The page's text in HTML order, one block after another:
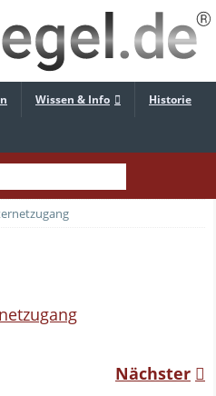
Wissen & Info Historie
Nächster